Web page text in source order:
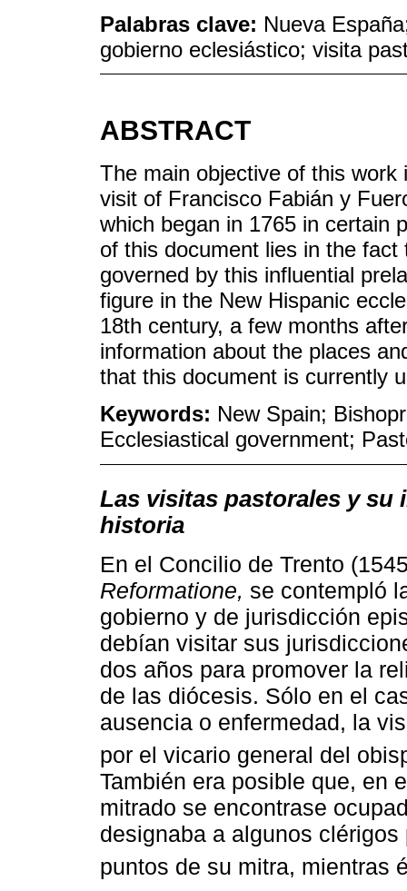
Palabras clave: Nueva
gobierno eclesiástico; visita
ABSTRACT
The main objective of this
visit of Francisco Fabián y
which began in 1765 in certain
of this document lies in the
governed by this influential
figure in the New Hispanic
18th century, a few months
information about the places
that this document is currently
Keywords: New Spain;
Ecclesiastical government;
Las visitas pastorales y su
historia
En el Concilio de Trento
Reformatione, se contempló
gobierno y de jurisdicción
debían visitar sus
dos años para promover la
de las diócesis. Sólo en el
ausencia o enfermedad, la
por el vicario general del
También era posible que, en
mitrado se encontrase
designaba a algunos
puntos de su mitra, mientras